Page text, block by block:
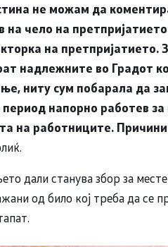
не можам да
на чело на
на
надлежните во Градот
ниту сум побарала да
напорно работев
на работниците.
дали станува збор за
од било кој треба да се